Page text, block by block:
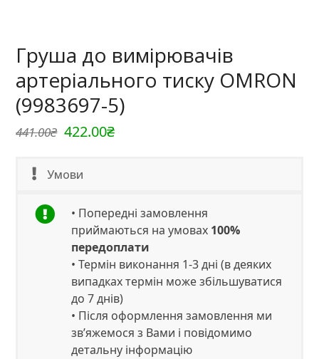
Груша до вимірювачів
артеріального тиску OMRON
(9983697-5)
441.00₴ Оригінальна
441.00₴.
422.00₴Поточна
Умови
• Попередні замовлення
приймаються на умовах 100%
передоплати
• Термін виконання 1-3 дні (в деяких
випадках термін може збільшуватися
до 7 днів)
• Після оформлення замовлення ми
зв’яжемося з Вами і повідомимо
детальну інформацію